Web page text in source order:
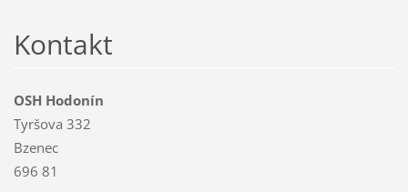
Kontakt
OSH Hodonín
Tyršova 332
Bzenec
696 81